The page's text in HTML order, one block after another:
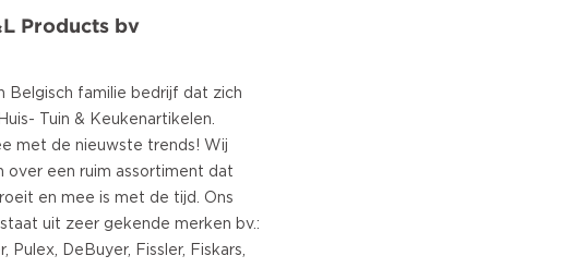
Spanish
Italian
Portuguese
Turkish
Norwegian
Swedish
Danish
Products bv
Belgisch familie bedrijf dat zich
Tuin & Keukenartikelen.
met de nieuwste trends! Wij
over een ruim assortiment dat
en mee is met de tijd. Ons
uit zeer gekende merken bv.:
Pulex, DeBuyer, Fissler, Fiskars,